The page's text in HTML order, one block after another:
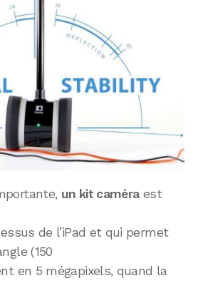
un kit caméraest
de l’iPad et qui permet
(150
en 5 mégapixels, quand la